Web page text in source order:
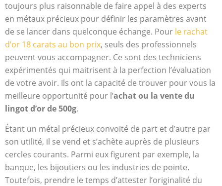
toujours plus raisonnable de faire appel à des experts
en métaux précieux pour définir les paramètres avant
de se lancer dans quelconque échange. Pour le rachat
d’or 18 carats au bon prix, seuls des professionnels
peuvent vous accompagner. Ce sont des techniciens
expérimentés qui maitrisent à la perfection l’évaluation
de votre avoir. Ils ont la capacité de trouver pour vous la
meilleure opportunité pour l’achat ou la vente du
lingot d’or de 500g.
Étant un métal précieux convoité de part et d’autre par
son utilité, il se vend et s’achète auprès de plusieurs
cercles courants. Parmi eux figurent par exemple, la
banque, les bijoutiers ou les industries de pointe.
Toutefois, prendre le temps d’attester l’originalité du